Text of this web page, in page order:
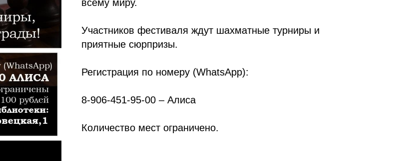
всему миру.
Участников фестиваля ждут шахматные турниры и
приятные сюрпризы.
Регистрация по номеру (WhatsApp):
8-906-451-95-00 – Алиса
Количество мест ограничено.